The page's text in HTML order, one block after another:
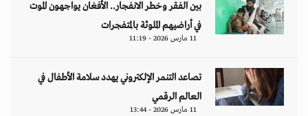
بين الفقر وخطر الانفجار.. الأفغان يواجهون الموت
في أراضيهم الملوثة بالمتفجرات
11 مارس 2026 - 11:19
تصاعد التنمر الإلكتروني يهدد سلامة الأطفال في
العالم الرقمي
11 مارس 2026 - 13:44